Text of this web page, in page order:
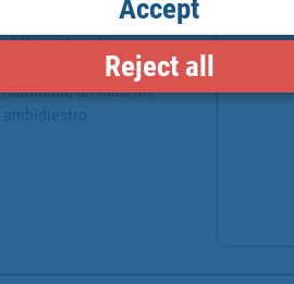
y permitiendo un control
perforador es una
un maletín,
Accept
Reject all